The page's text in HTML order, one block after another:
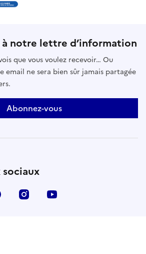
notre lettre d’information
que vous voulez recevoir… Ou
email ne sera bien sûr jamais partagée
Abonnez-vous
sociaux
Facebook Instagram